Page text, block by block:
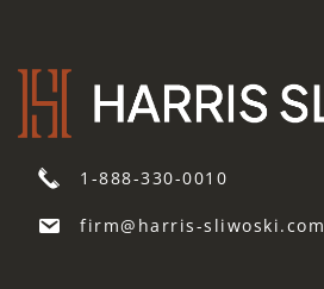
1-888-330-0010
firm@harris-sliwoski.com